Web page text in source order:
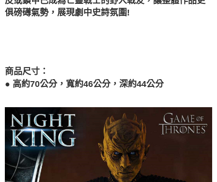
俱磅礡氣勢，展現劇中史詩氛圍!
商品尺寸：
● 高約70公分，寬約46公分，深約44公分